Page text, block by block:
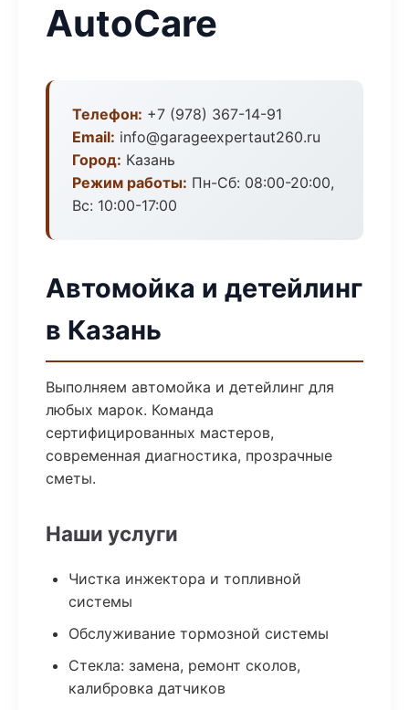
AutoCare
Телефон: +7 (978) 367-14-91
Email: info@garageexpertaut260.ru
Город: Казань
Режим работы: Пн-Сб: 08:00-20:00,
Вс: 10:00-17:00
Автомойка и детейлинг
в Казань
Выполняем автомойка и детейлинг для
любых марок. Команда
сертифицированных мастеров,
современная диагностика, прозрачные
сметы.
Наши услуги
Чистка инжектора и топливной
системы
Обслуживание тормозной системы
Стекла: замена, ремонт сколов,
калибровка датчиков